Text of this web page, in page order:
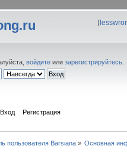
[
войдите или зарегистрируйтесь
Вход Регистрация
пользователя Barsiana» Основная